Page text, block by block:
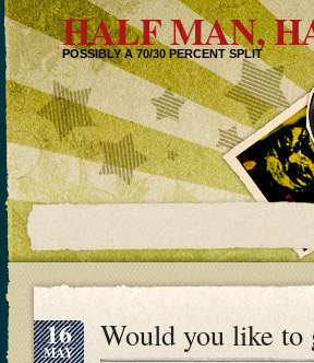
HALF MAN,
POSSIBLY A 70/30 PERCENT SPLIT
16
MAY Would you like to